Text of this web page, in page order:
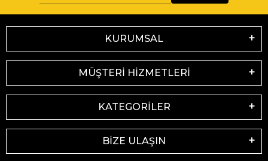
KURUMSAL
MÜŞTERİ HİZMETLERİ
KATEGORİLER
BİZE ULAŞIN